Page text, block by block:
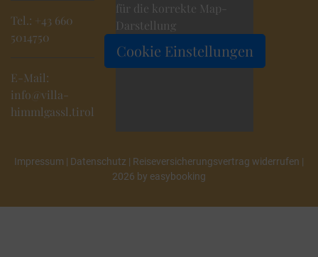
Tel.: +43 660
5014750
E-Mail:
info@villa-
himmlgassl.tirol
für die korrekte Map-
Darstellung
Cookie Einstellungen
Impressum | Datenschutz | Reiseversicherungsvertrag widerrufen |
2026 by easybooking